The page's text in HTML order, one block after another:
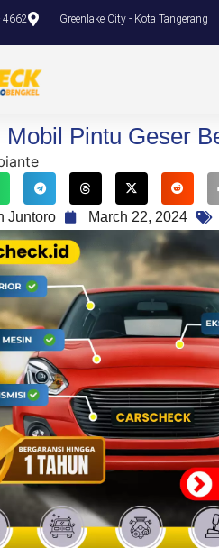
4662 Greenlake City - Kota Tangerang
Mobil Pintu Geser
Juntoro March 22, 2024